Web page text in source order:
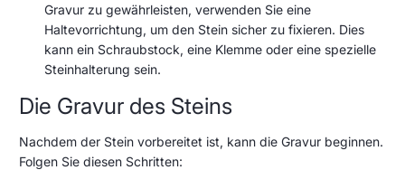
Gravur zu gewährleisten, verwenden Sie eine
Haltevorrichtung, um den Stein sicher zu fixieren. Dies
kann ein Schraubstock, eine Klemme oder eine spezielle
Steinhalterung sein.
Die Gravur des Steins
Nachdem der Stein vorbereitet ist, kann die Gravur beginnen.
Folgen Sie diesen Schritten: